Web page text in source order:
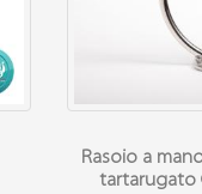
Rasoio a
tartarugato